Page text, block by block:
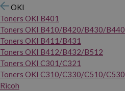
OKI
Toners OKI B401
Toners OKI B410/B420/B430/B440
Toners OKI B411/B431
Toners OKI B412/B432/B512
Toners OKI C301/C321
Toners OKI C310/C330/C510/C530
Ricoh